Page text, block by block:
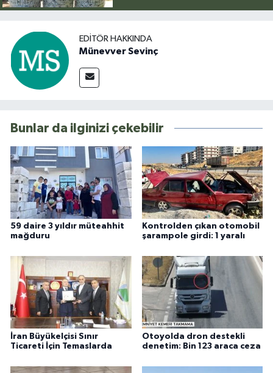
EDITÖR HAKKINDA
Münevver Sevinç
Bunlar da ilginizi çekebilir
59 daire 3 yıldır müteahhit
mağduru
Kontrolden çıkan otomobil
şarampole girdi: 1 yaralı
İran Büyükelçisi Sınır
Ticareti İçin Temaslarda
Otoyolda dron destekli
denetim: Bin 123 araca ceza